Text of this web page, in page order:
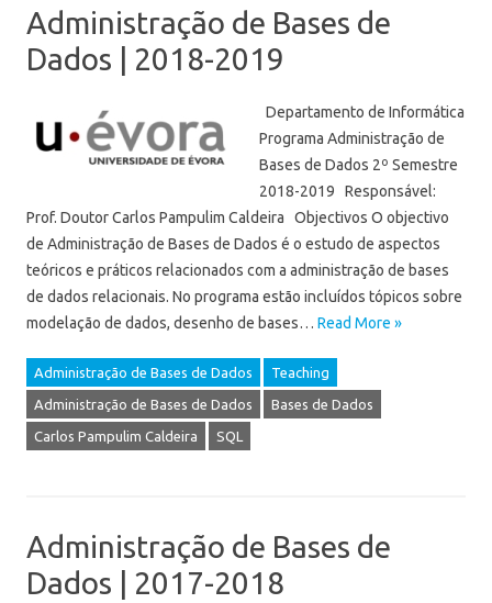
Administração de Bases de
Dados | 2018-2019
Departamento de Informática
Programa Administração de
Bases de Dados 2º Semestre
2018-2019 Responsável:
Prof. Doutor Carlos Pampulim Caldeira Objectivos O objectivo
de Administração de Bases de Dados é o estudo de aspectos
teóricos e práticos relacionados com a administração de bases
de dados relacionais. No programa estão incluídos tópicos sobre
modelação de dados, desenho de bases… Read More »
Administração de Bases de Dados Teaching
Administração de Bases de Dados Bases de Dados
Carlos Pampulim Caldeira SQL
Administração de Bases de
Dados | 2017-2018